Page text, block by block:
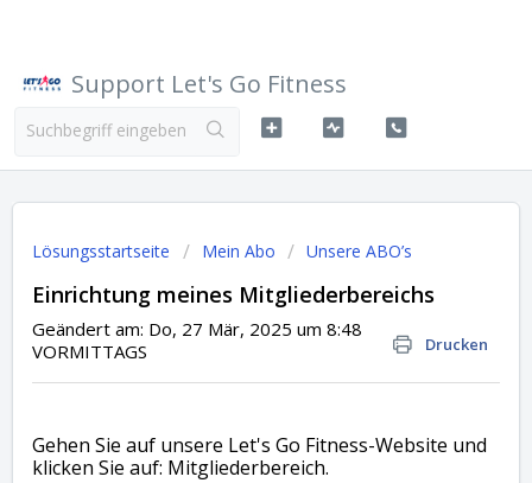
Support Let's Go Fitness
Lösungsstartseite Mein Abo Unsere ABO’s
Einrichtung meines Mitgliederbereichs
Drucken
Geändert am: Do, 27 Mär, 2025 um 8:48
VORMITTAGS
Gehen Sie auf unsere Let's Go Fitness-Website und
klicken Sie auf: Mitgliederbereich.